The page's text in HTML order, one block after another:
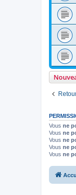
Vous ne
Vous ne
Vous ne
Vous ne
Vous ne